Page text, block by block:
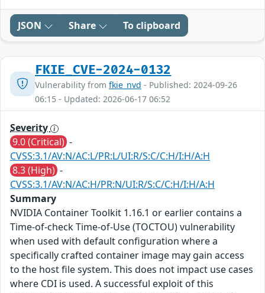
JSON Share To clipboard
FKIE_CVE-2024-0132
Vulnerability from fkie_nvd - Published: 2024-09-26
06:15 - Updated: 2026-06-17 06:52
Severity
9.0 (Critical) -
CVSS:3.1/AV:N/AC:L/PR:L/UI:R/S:C/C:H/I:H/A:H
8.3 (High) -
CVSS:3.1/AV:N/AC:H/PR:N/UI:R/S:C/C:H/I:H/A:H
Summary
NVIDIA Container Toolkit 1.16.1 or earlier contains a
Time-of-check Time-of-Use (TOCTOU) vulnerability
when used with default configuration where a
specifically crafted container image may gain access
to the host file system. This does not impact use cases
where CDI is used. A successful exploit of this